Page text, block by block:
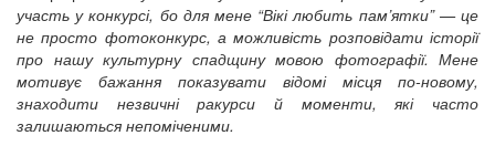
участь у конкурсі, бо для мене “Вікі любить пам’ятки” — це
не просто фотоконкурс, а можливість розповідати історії
про нашу культурну спадщину мовою фотографії. Мене
мотивує бажання показувати відомі місця по-новому,
знаходити незвичні ракурси й моменти, які часто
залишаються непоміченими.